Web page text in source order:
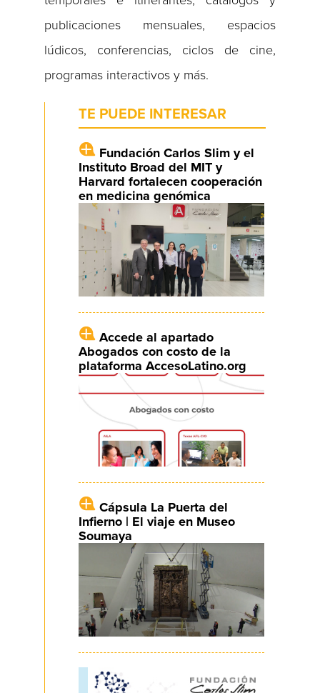
publicaciones mensuales, espacios
lúdicos, conferencias, ciclos de cine,
programas interactivos y más.
TE PUEDE INTERESAR
Fundación Carlos Slim y el
Instituto Broad del MIT y
Harvard fortalecen cooperación
en medicina genómica
Accede al apartado
Abogados con costo de la
plataforma AccesoLatino.org
Cápsula La Puerta del
Infierno | El viaje en Museo
Soumaya